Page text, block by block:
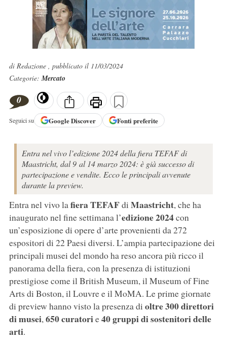
di Redazione , pubblicato il 11/03/2024
Categorie:Mercato
0
Seguici su GoogleDiscover Fonti preferite
Entra nel vivo l’edizione 2024 della fiera TEFAF di
Maastricht, dal 9 al 14 marzo 2024: è già successo di
partecipazione e vendite. Ecco le principali avvenute
durante la preview.
Entra nel vivo lafiera TEFAFdi Maastricht, che ha
inaugurato nel fine settimana l’edizione 2024con
un’esposizione di opere d’arte provenienti da 272
espositori di 22 Paesi diversi. L’ampia partecipazione dei
principali musei del mondo ha reso ancora più ricco il
panorama della fiera, con la presenza di istituzioni
prestigiose come il British Museum, il Museum of Fine
Arts di Boston, il Louvre e il MoMA. Le prime giornate
di preview hanno visto la presenza di oltre 300 direttori
di musei,650 curatorie40 gruppi di sostenitori delle
arti.